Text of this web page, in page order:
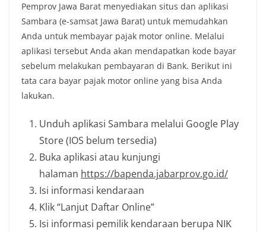
Pemprov Jawa Barat menyediakan situs dan aplikasi
Sambara (e-samsat Jawa Barat) untuk memudahkan
Anda untuk membayar pajak motor online. Melalui
aplikasi tersebut Anda akan mendapatkan kode bayar
sebelum melakukan pembayaran di Bank. Berikut ini
tata cara bayar pajak motor online yang bisa Anda
lakukan.
Unduh aplikasi Sambara melalui Google Play
Store (IOS belum tersedia)
Buka aplikasi atau kunjungi
halaman https://bapenda.jabarprov.go.id/
Isi informasi kendaraan
Klik “Lanjut Daftar Online”
Isi informasi pemilik kendaraan berupa NIK